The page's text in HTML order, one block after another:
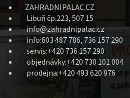
ZAHRADNIPALAC.CZ
Libuň čp.223, 507 15
info@zahradnipalac.cz
info:603 487 786, 736 157 290
servis:+420 736 157 290
objednávky:+420 730 101 004
prodejna:+420 493 620 976